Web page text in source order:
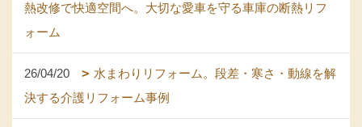
熱改修で快適空間へ。大切な愛車を守る車庫の断熱リフ
ォーム
26/04/20
水まわりリフォーム。段差・寒さ・動線を解
決する介護リフォーム事例